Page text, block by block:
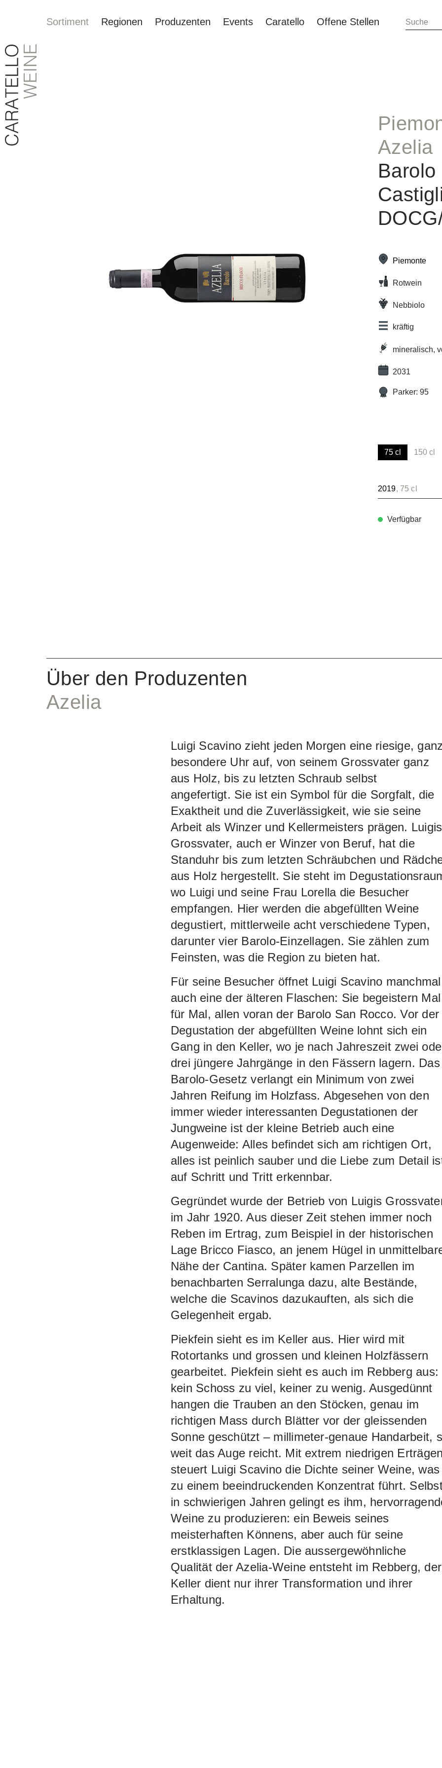
Sortiment Regionen Produzenten Events Caratello Offene Stellen
Bildergalerie überspringen
Azelia
Piemonte
Rotwein
Nebbiolo
kräftig
mineralisch,
2031
Parker: 95
75 cl 150 cl
2019, 75 cl
Verfügbar
Über den Produzenten
Azelia
Luigi Scavino zieht jeden Morgen eine riesige, ganz
besondere Uhr auf, von seinem Grossvater ganz
aus Holz, bis zu letzten Schraub selbst
angefertigt. Sie ist ein Symbol für die Sorgfalt, die
Exaktheit und die Zuverlässigkeit, wie sie seine
Arbeit als Winzer und Kellermeisters prägen. Luigis
Grossvater, auch er Winzer von Beruf, hat die
Standuhr bis zum letzten Schräubchen und
aus Holz hergestellt. Sie steht im
wo Luigi und seine Frau Lorella die Besucher
empfangen. Hier werden die abgefüllten Weine
degustiert, mittlerweile acht verschiedene Typen,
darunter vier Barolo-Einzellagen. Sie zählen zum
Feinsten, was die Region zu bieten hat.
Für seine Besucher öffnet Luigi Scavino manchmal
auch eine der älteren Flaschen: Sie begeistern Mal
für Mal, allen voran der Barolo San Rocco. Vor der
Degustation der abgefüllten Weine lohnt sich ein
Gang in den Keller, wo je nach Jahreszeit zwei
drei jüngere Jahrgänge in den Fässern lagern. Das
Barolo-Gesetz verlangt ein Minimum von zwei
Jahren Reifung im Holzfass. Abgesehen von den
immer wieder interessanten Degustationen der
Jungweine ist der kleine Betrieb auch eine
Augenweide: Alles befindet sich am richtigen Ort,
alles ist peinlich sauber und die Liebe zum Detail
auf Schritt und Tritt erkennbar.
Gegründet wurde der Betrieb von Luigis
im Jahr 1920. Aus dieser Zeit stehen immer noch
Reben im Ertrag, zum Beispiel in der historischen
Lage Bricco Fiasco, an jenem Hügel in
Nähe der Cantina. Später kamen Parzellen im
benachbarten Serralunga dazu, alte Bestände,
welche die Scavinos dazukauften, als sich die
Gelegenheit ergab.
Piekfein sieht es im Keller aus. Hier wird mit
Rotortanks und grossen und kleinen Holzfässern
gearbeitet. Piekfein sieht es auch im Rebberg aus:
kein Schoss zu viel, keiner zu wenig. Ausgedünnt
hangen die Trauben an den Stöcken, genau im
richtigen Mass durch Blätter vor der gleissenden
Sonne geschützt – millimeter-genaue Handarbeit,
weit das Auge reicht. Mit extrem niedrigen Erträgen
steuert Luigi Scavino die Dichte seiner Weine, was
zu einem beeindruckenden Konzentrat führt.
in schwierigen Jahren gelingt es ihm,
Weine zu produzieren: ein Beweis seines
meisterhaften Könnens, aber auch für seine
erstklassigen Lagen. Die aussergewöhnliche
Qualität der Azelia-Weine entsteht im Rebberg, der
Keller dient nur ihrer Transformation und ihrer
Erhaltung.